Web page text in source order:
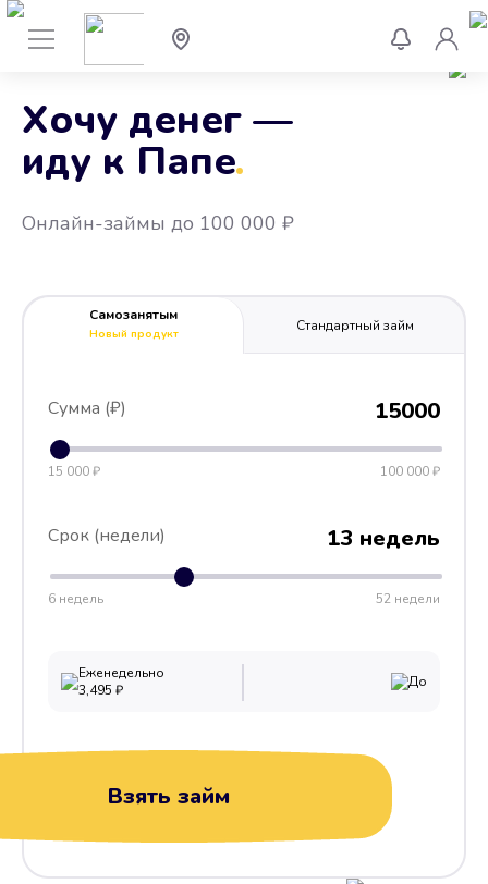
Хочу денег —
иду к Папе
.
Онлайн-займы до 100 000 ₽
Самозанятым
Новый продукт
Стандартный займ
Сумма (₽) 15000
15 000 ₽ 100 000 ₽
Срок (недели) 13 недель
6 недель 52 недели
Еженедельно
3,495 ₽ До
Взять займ